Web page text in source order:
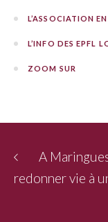
L’ASSOCIATION
L’INFO DES EPFL
ZOOM SUR
A
redonner vie à